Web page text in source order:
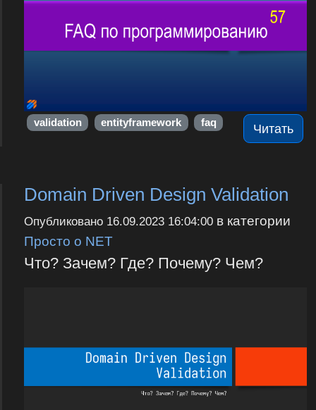
Читать
validation entityframework faq
Domain Driven Design Validation
Опубликовано 16.09.2023 16:04:00в категории
Просто о NET
Что? Зачем? Где? Почему? Чем?